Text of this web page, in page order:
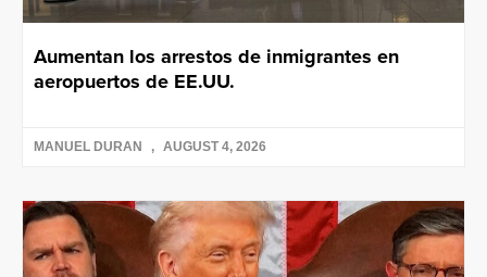
Aumentan los arrestos de inmigrantes en
aeropuertos de EE.UU.
MANUEL DURAN AUGUST 4, 2026